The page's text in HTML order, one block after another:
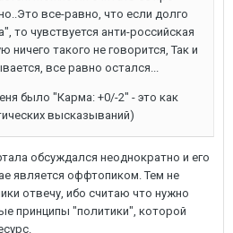
все-равно, что если долго
то чувствуется анти-российская
ничего такого не говорится, Так и
все равно остался...
было "Карма: +0/-2" - это как
высказываний)
обсуждался неоднократно и его
является оффтопиком. Тем не
отвечу, ибо считаю что нужно
принципы "политики", которой